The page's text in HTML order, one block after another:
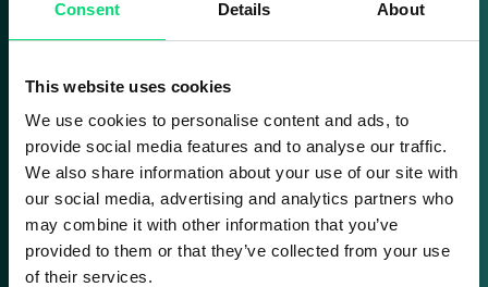
Consent Details About
This website uses cookies
We use cookies to personalise content and ads, to
provide social media features and to analyse our traffic.
We also share information about your use of our site with
our social media, advertising and analytics partners who
may combine it with other information that you’ve
provided to them or that they’ve collected from your use
of their services.
Cifre chiave
+24.5M​